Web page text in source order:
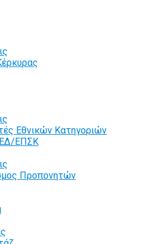
Εθνικών Κατηγοριών
ΕΠΣΚ
Προπονητών